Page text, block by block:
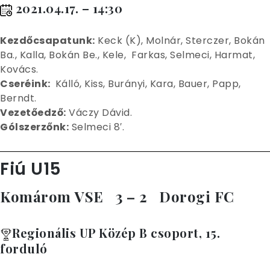
2021.04.17. – 14:30
Kezdőcsapatunk: Keck (K), Molnár, Sterczer, Bokán
Ba., Kalla, Bokán Be., Kele, Farkas, Selmeci, Harmat,
Kovács.
Cseréink: Kálló, Kiss, Burányi, Kara, Bauer, Papp,
Berndt.
Vezetőedző: Váczy Dávid.
Gólszerzőnk: Selmeci 8′.
Fiú U15
Komárom VSE 3 – 2 Dorogi FC
Regionális UP Közép B csoport, 15.
forduló